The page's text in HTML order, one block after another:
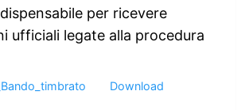
per ricevere
ufficiali legate alla procedura
Download